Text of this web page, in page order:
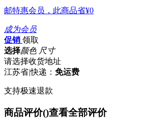
邮特惠会员，此商品省¥0
成为会员
促销 领取
选择颜色 尺寸
请选择收货地址
江苏省|快递： 免运费
支持极速退款
商品评价()查看全部评价